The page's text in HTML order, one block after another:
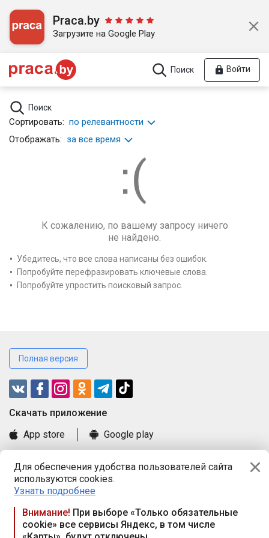
Для обеспечения удобства пользователей сайта
используются cookies.
Узнать подробнее
Внимание! При выборе «Только обязательные
cookie» все сервисы Яндекс, в том числе
Praca.by
Загрузите на Google Play
Поиск Войти
Поиск
Сортировать: по релевантности
Отображать: за все время
К сожалению, по вашему запросу ничего
не найдено.
Убедитесь, что все слова написаны без ошибок.
Попробуйте перефразировать ключевые слова.
Попробуйте упростить поисковый запрос.
Полная версия
Cкачать приложение
App store
Google play
Книга замечаний и предложений
Правила и документы
Praca.by © 2000—2026, ООО «ПРАЦА БАЙ»
Республика Беларусь, 220114, г. Минск, пр-т Независимости
117а, пом. № 9.